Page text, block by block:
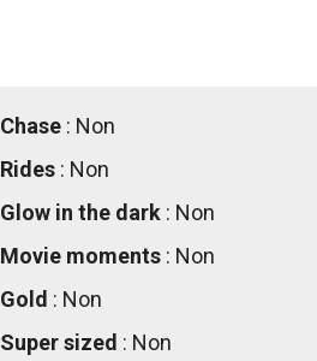
Chase : Non
Rides : Non
Glow in the dark : Non
Movie moments : Non
Gold : Non
Super sized : Non